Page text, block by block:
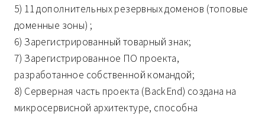
5) 11 дополнительных резервных доменов (топовые
доменные зоны) ;
6) Зарегистрированный товарный знак;
7) Зарегистрированное ПО проекта,
разработанное собственной командой;
8) Серверная часть проекта (BackEnd) создана на
микросервисной архитектуре, способна